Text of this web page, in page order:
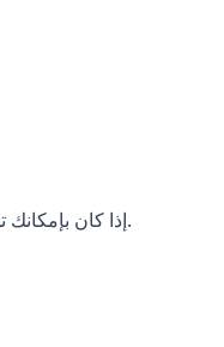
إذا كان بإمكانك تحرير مستند، فيمكنك تخصيص صفحة التسويق بالعمولة الخاصة بك. لا حاجة لمطور.